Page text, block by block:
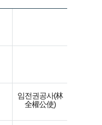
임전권공사(林
全權公使)